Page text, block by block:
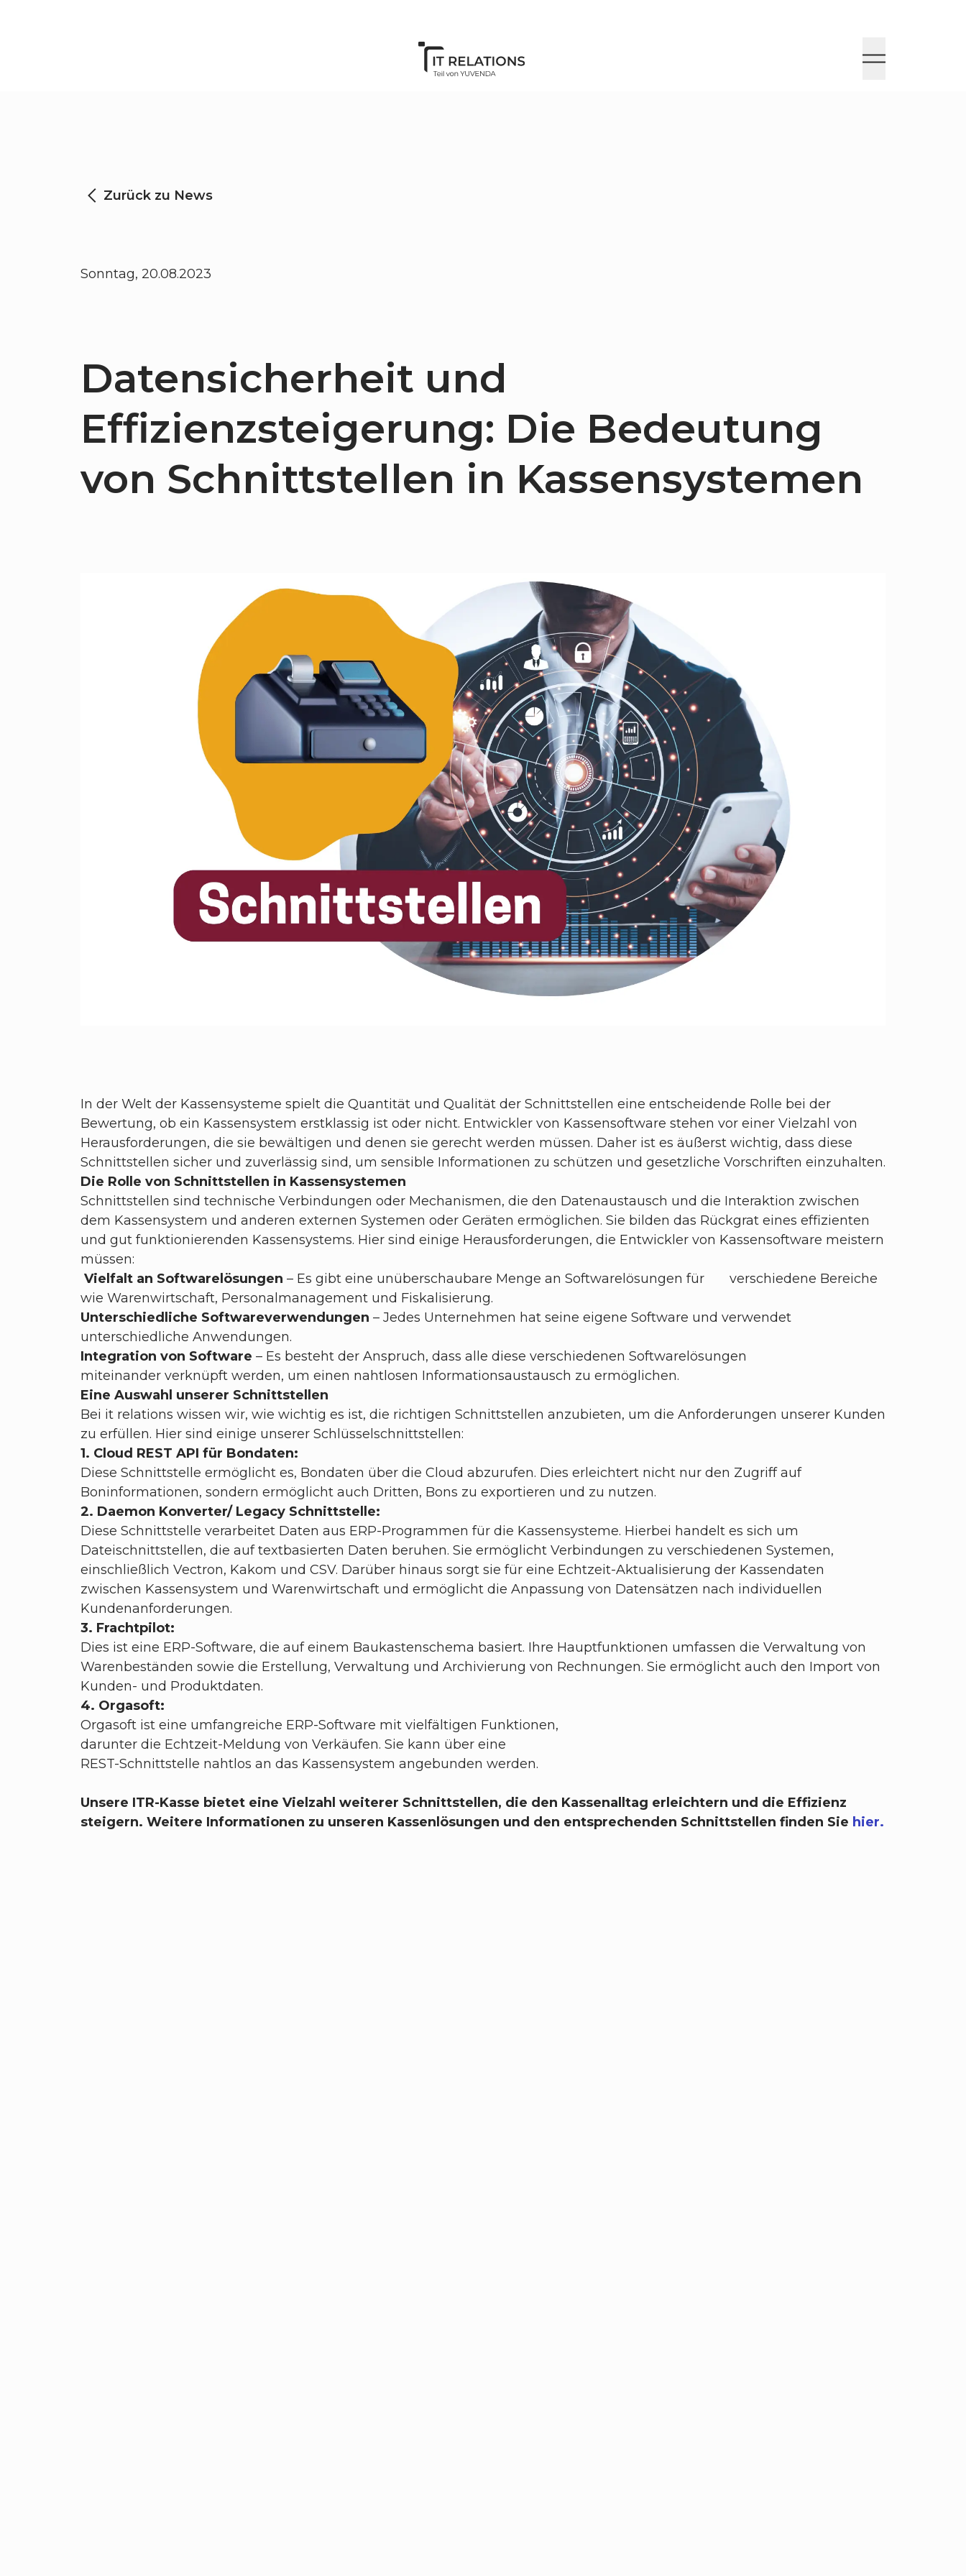
Zurück zu News
Sonntag, 20.08.2023
Datensicherheit und
Effizienzsteigerung: Die Bedeutung
von Schnittstellen in Kassensystemen
In der Welt der Kassensysteme spielt die Quantität und Qualität der Schnittstellen eine entscheidende Rolle bei der
Bewertung, ob ein Kassensystem erstklassig ist oder nicht. Entwickler von Kassensoftware stehen vor einer Vielzahl von
Herausforderungen, die sie bewältigen und denen sie gerecht werden müssen. Daher ist es äußerst wichtig, dass diese
Schnittstellen sicher und zuverlässig sind, um sensible Informationen zu schützen und gesetzliche Vorschriften einzuhalten.
Die Rolle von Schnittstellen in Kassensystemen
Schnittstellen sind technische Verbindungen oder Mechanismen, die den Datenaustausch und die Interaktion zwischen
dem Kassensystem und anderen externen Systemen oder Geräten ermöglichen. Sie bilden das Rückgrat eines effizienten
und gut funktionierenden Kassensystems. Hier sind einige Herausforderungen, die Entwickler von Kassensoftware meistern
müssen:
Vielfalt an Softwarelösungen – Es gibt eine unüberschaubare Menge an Softwarelösungen für verschiedene Bereiche
wie Warenwirtschaft, Personalmanagement und Fiskalisierung.
Unterschiedliche Softwareverwendungen – Jedes Unternehmen hat seine eigene Software und verwendet
unterschiedliche Anwendungen.
Integration von Software – Es besteht der Anspruch, dass alle diese verschiedenen Softwarelösungen
miteinander verknüpft werden, um einen nahtlosen Informationsaustausch zu ermöglichen.
Eine Auswahl unserer Schnittstellen
Bei it relations wissen wir, wie wichtig es ist, die richtigen Schnittstellen anzubieten, um die Anforderungen unserer Kunden
zu erfüllen. Hier sind einige unserer Schlüsselschnittstellen:
1. Cloud REST API für Bondaten:
Diese Schnittstelle ermöglicht es, Bondaten über die Cloud abzurufen. Dies erleichtert nicht nur den Zugriff auf
Boninformationen, sondern ermöglicht auch Dritten, Bons zu exportieren und zu nutzen.
2. Daemon Konverter/ Legacy Schnittstelle:
Diese Schnittstelle verarbeitet Daten aus ERP-Programmen für die Kassensysteme. Hierbei handelt es sich um
Dateischnittstellen, die auf textbasierten Daten beruhen. Sie ermöglicht Verbindungen zu verschiedenen Systemen,
einschließlich Vectron, Kakom und CSV. Darüber hinaus sorgt sie für eine Echtzeit-Aktualisierung der Kassendaten
zwischen Kassensystem und Warenwirtschaft und ermöglicht die Anpassung von Datensätzen nach individuellen
Kundenanforderungen.
3. Frachtpilot:
Dies ist eine ERP-Software, die auf einem Baukastenschema basiert. Ihre Hauptfunktionen umfassen die Verwaltung von
Warenbeständen sowie die Erstellung, Verwaltung und Archivierung von Rechnungen. Sie ermöglicht auch den Import von
Kunden- und Produktdaten.
4. Orgasoft:
Orgasoft ist eine umfangreiche ERP-Software mit vielfältigen Funktionen,
darunter die Echtzeit-Meldung von Verkäufen. Sie kann über eine
REST-Schnittstelle nahtlos an das Kassensystem angebunden werden.​
Unsere ITR-Kasse bietet eine Vielzahl weiterer Schnittstellen, die den Kassenalltag erleichtern und die Effizienz
steigern. Weitere Informationen zu unseren Kassenlösungen und den entsprechenden Schnittstellen finden Sie hier.